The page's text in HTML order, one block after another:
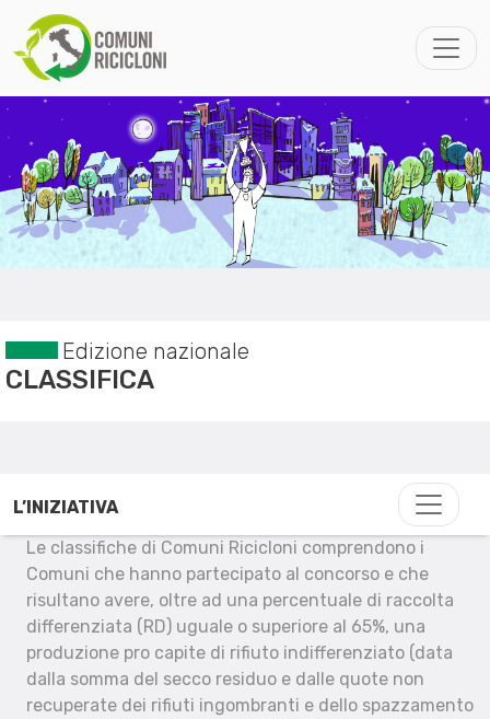
Edizione nazionale
CLASSIFICA
L’INIZIATIVA
Le classifiche di Comuni Ricicloni comprendono i
Comuni che hanno partecipato al concorso e che
risultano avere, oltre ad una percentuale di raccolta
differenziata (RD) uguale o superiore al 65%, una
produzione pro capite di rifiuto indifferenziato (data
dalla somma del secco residuo e dalle quote non
recuperate dei rifiuti ingombranti e dello spazzamento